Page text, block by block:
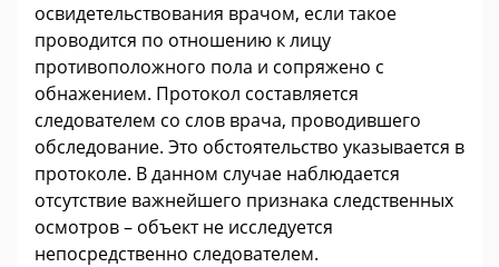
освидетельствования врачом, если такое
проводится по отношению к лицу
противоположного пола и сопряжено с
обнажением. Протокол составляется
следователем со слов врача, проводившего
обследование. Это обстоятельство указывается в
протоколе. В данном случае наблюдается
отсутствие важнейшего признака следственных
осмотров – объект не исследуется
непосредственно следователем.